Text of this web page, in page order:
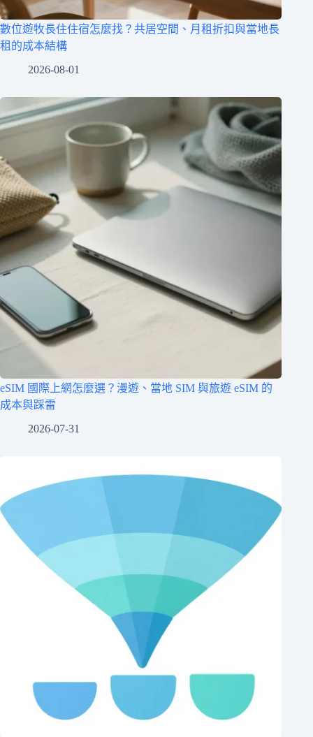
數位遊牧長住住宿怎麼找？共居空間、月租折扣與當地長
租的成本結構
2026-08-01
eSIM 國際上網怎麼選？漫遊、當地 SIM 與旅遊 eSIM 的
成本與踩雷
2026-07-31